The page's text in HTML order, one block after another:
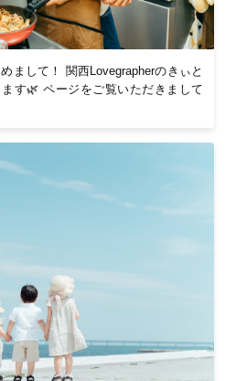
まして！ 関西Lovegrapherのきぃと
す🌿 ページをご覧いただきまして